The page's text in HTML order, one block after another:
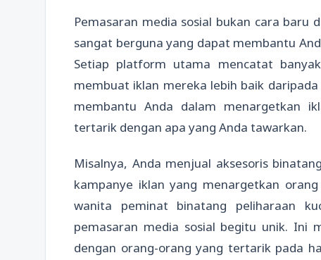
Pemasaran media sosial bukan cara
sangat berguna yang dapat membantu
Setiap platform utama mencatat
membuat iklan mereka lebih baik
membantu Anda dalam menargetkan
tertarik dengan apa yang Anda tawarkan.
Misalnya, Anda menjual aksesoris
kampanye iklan yang menargetkan
wanita peminat binatang peliharaan
pemasaran media sosial begitu unik. Ini
dengan orang-orang yang tertarik pada